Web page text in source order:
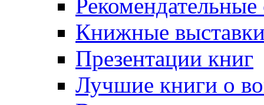
Рекомендательные
Книжные
Презентации книг
Лучшие книги о